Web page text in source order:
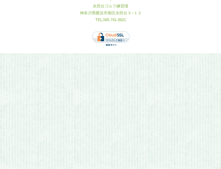
永田台ゴルフ練習場
神奈川県横浜市南区永田台３−１２
TEL.045-741-5621